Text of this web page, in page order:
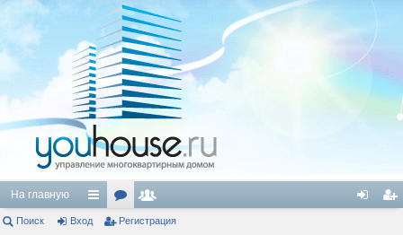
На главную
с ор ол
Поиск Вход Регистрация